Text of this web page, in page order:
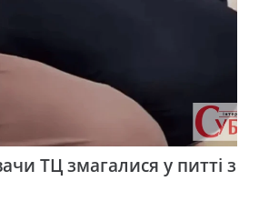
ТЦ змагалися у питті з